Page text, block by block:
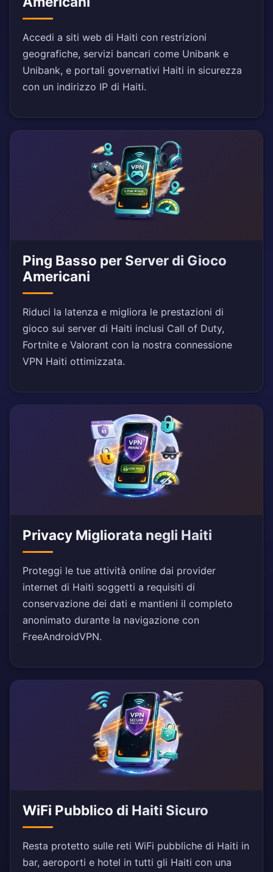
Accedi a siti web di Haiti con restrizioni
geografiche, servizi bancari come Unibank e
Unibank, e portali governativi Haiti in sicurezza
con un indirizzo IP di Haiti.
Ping Basso per Server di Gioco
Americani
Riduci la latenza e migliora le prestazioni di
gioco sui server di Haiti inclusi Call of Duty,
Fortnite e Valorant con la nostra connessione
VPN Haiti ottimizzata.
Privacy Migliorata negli Haiti
Proteggi le tue attività online dai provider
internet di Haiti soggetti a requisiti di
conservazione dei dati e mantieni il completo
anonimato durante la navigazione con
FreeAndroidVPN.
WiFi Pubblico di Haiti Sicuro
Resta protetto sulle reti WiFi pubbliche di Haiti in
bar, aeroporti e hotel in tutti gli Haiti con una